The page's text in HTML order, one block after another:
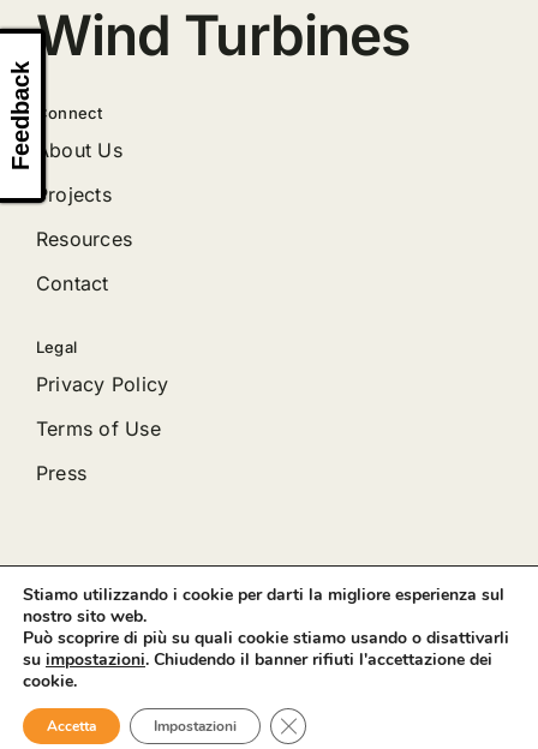
Wind Turbines
Connect
About Us
Projects
Resources
Contact
Legal
Privacy Policy
Terms of Use
Press
© 2012 - 2026 •Avadais aWebsite BuilderforWordPress
eCommerce
• All Rights Reserved • Developed by
ThemeFusion
Stiamo utilizzando i cookie per darti la migliore esperienza sul
nostro sito web.
Può scoprire di più su quali cookie stiamo usando o disattivarli
su impostazioni. Chiudendo il banner rifiuti l'accettazione dei
cookie.
Accetta Impostazioni Close GDPR Cookie Banner
Feedback